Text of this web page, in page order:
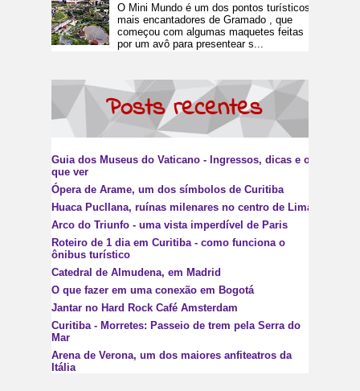
O Mini Mundo é um dos pontos turísticos
mais encantadores de Gramado , que
começou com algumas maquetes feitas
por um avô para presentear s...
Posts recentes
Guia dos Museus do Vaticano - Ingressos, dicas e o
que ver
Ópera de Arame, um dos símbolos de Curitiba
Huaca Pucllana, ruínas milenares no centro de Lima
Arco do Triunfo - uma vista imperdível de Paris
Roteiro de 1 dia em Curitiba - como funciona o
ônibus turístico
Catedral de Almudena, em Madrid
O que fazer em uma conexão em Bogotá
Jantar no Hard Rock Café Amsterdam
Curitiba - Morretes: Passeio de trem pela Serra do
Mar
Arena de Verona, um dos maiores anfiteatros da
Itália